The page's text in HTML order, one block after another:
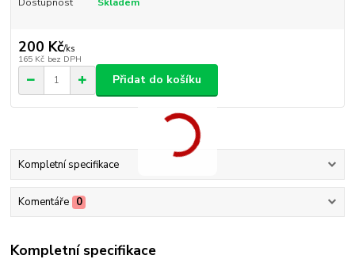
200 Kč/ks
165 Kč bez DPH
Přidat do košíku
Kompletní specifikace
Komentáře 0
Kompletní specifikace